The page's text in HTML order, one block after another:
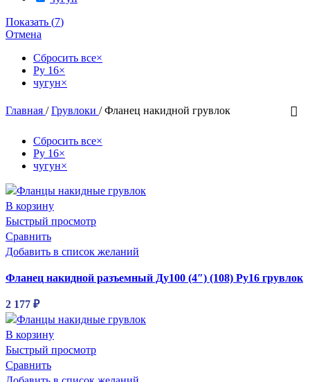
Показать (7)
Отмена
Сбросить все×
Ру 16×
чугун×
Главная / Грувлоки / Фланец накидной грувлок
Сбросить все×
Ру 16×
чугун×
В корзину
Быстрый просмотр
Сравнить
Добавить в список желаний
Фланец накидной разъемный Ду100 (4″) (108) Ру16 грувлок
2 177 ₽
В корзину
Быстрый просмотр
Сравнить